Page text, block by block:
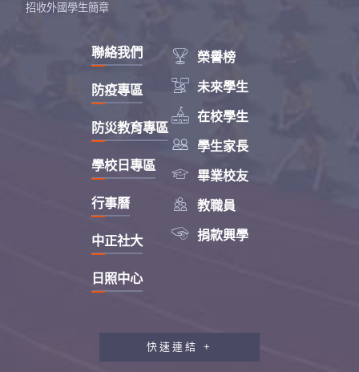
招收外國學生簡章
 榮譽榜
 未來學生
 在校學生
 學生家長
 畢業校友
 教職員
 捐款興學
聯絡我們
防疫專區
防災教育專區
學校日專區
行事曆
中正社大
日照中心
快速連結 +
教職員工研習專區